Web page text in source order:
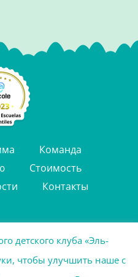
Команда
Стоимость
Контакты
Club "El Campanario"
Политика Конфиденциальности
детского клуба «Эль-
чтобы улучшить наше с